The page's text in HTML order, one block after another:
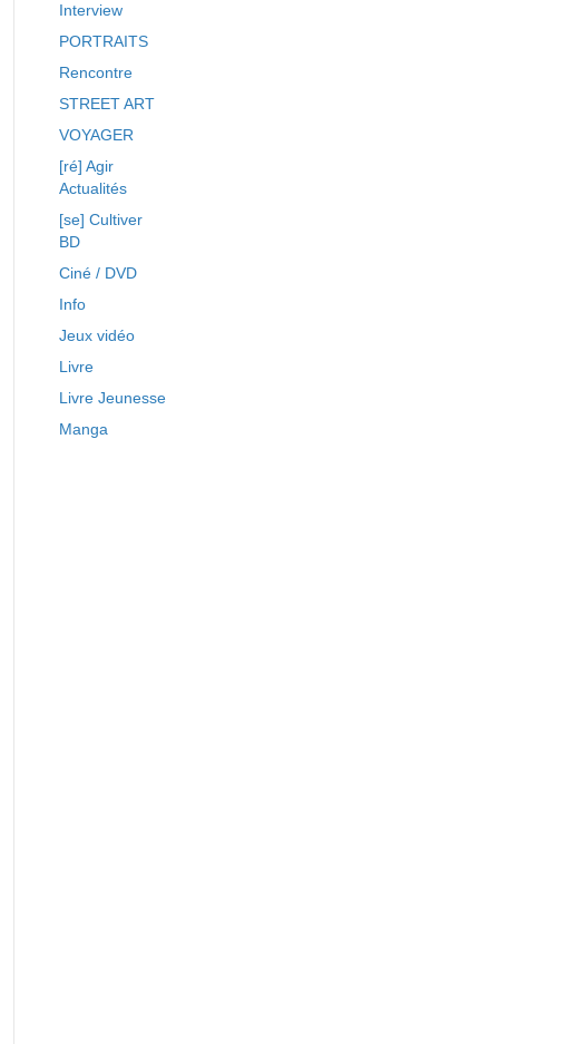
Interview
PORTRAITS
Rencontre
STREET ART
VOYAGER
[ré] Agir
Actualités
[se] Cultiver
BD
Ciné / DVD
Info
Jeux vidéo
Livre
Livre Jeunesse
Manga